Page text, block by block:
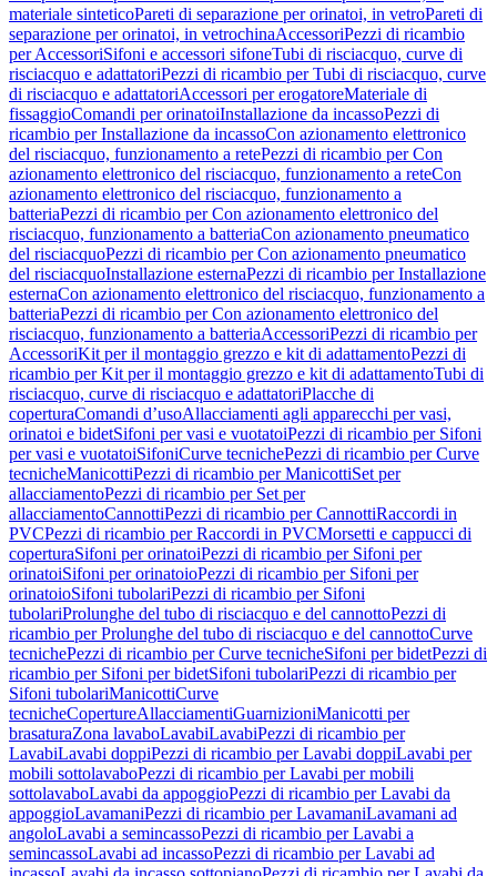
materiale sinteticoPareti di separazione per orinatoi, in vetroPareti di
separazione per orinatoi, in vetrochinaAccessoriPezzi di ricambio
per AccessoriSifoni e accessori sifoneTubi di risciacquo, curve di
risciacquo e adattatoriPezzi di ricambio per Tubi di risciacquo, curve
di risciacquo e adattatoriAccessori per erogatoreMateriale di
fissaggioComandi per orinatoiInstallazione da incassoPezzi di
ricambio per Installazione da incassoCon azionamento elettronico
del risciacquo, funzionamento a retePezzi di ricambio per Con
azionamento elettronico del risciacquo, funzionamento a reteCon
azionamento elettronico del risciacquo, funzionamento a
batteriaPezzi di ricambio per Con azionamento elettronico del
risciacquo, funzionamento a batteriaCon azionamento pneumatico
del risciacquoPezzi di ricambio per Con azionamento pneumatico
del risciacquoInstallazione esternaPezzi di ricambio per Installazione
esternaCon azionamento elettronico del risciacquo, funzionamento a
batteriaPezzi di ricambio per Con azionamento elettronico del
risciacquo, funzionamento a batteriaAccessoriPezzi di ricambio per
AccessoriKit per il montaggio grezzo e kit di adattamentoPezzi di
ricambio per Kit per il montaggio grezzo e kit di adattamentoTubi di
risciacquo, curve di risciacquo e adattatoriPlacche di
coperturaComandi d’usoAllacciamenti agli apparecchi per vasi,
orinatoi e bidetSifoni per vasi e vuotatoiPezzi di ricambio per Sifoni
per vasi e vuotatoiSifoniCurve tecnichePezzi di ricambio per Curve
tecnicheManicottiPezzi di ricambio per ManicottiSet per
allacciamentoPezzi di ricambio per Set per
allacciamentoCannottiPezzi di ricambio per CannottiRaccordi in
PVCPezzi di ricambio per Raccordi in PVCMorsetti e cappucci di
coperturaSifoni per orinatoiPezzi di ricambio per Sifoni per
orinatoiSifoni per orinatoioPezzi di ricambio per Sifoni per
orinatoioSifoni tubolariPezzi di ricambio per Sifoni
tubolariProlunghe del tubo di risciacquo e del cannottoPezzi di
ricambio per Prolunghe del tubo di risciacquo e del cannottoCurve
tecnichePezzi di ricambio per Curve tecnicheSifoni per bidetPezzi di
ricambio per Sifoni per bidetSifoni tubolariPezzi di ricambio per
Sifoni tubolariManicottiCurve
tecnicheCopertureAllacciamentiGuarnizioniManicotti per
brasaturaZona lavaboLavabiLavabiPezzi di ricambio per
LavabiLavabi doppiPezzi di ricambio per Lavabi doppiLavabi per
mobili sottolavaboPezzi di ricambio per Lavabi per mobili
sottolavaboLavabi da appoggioPezzi di ricambio per Lavabi da
appoggioLavamaniPezzi di ricambio per LavamaniLavamani ad
angoloLavabi a semincassoPezzi di ricambio per Lavabi a
semincassoLavabi ad incassoPezzi di ricambio per Lavabi ad